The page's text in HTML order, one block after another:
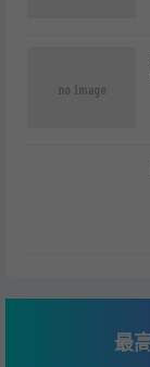
最